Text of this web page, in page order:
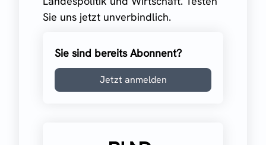
Sie uns jetzt unverbindlich.
Sie sind bereits Abonnent?
Jetzt anmelden